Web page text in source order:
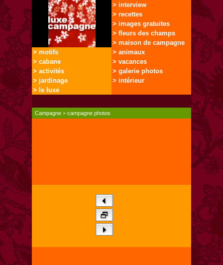
> interview
> recettes
> images gratuites
> fleurs des champs
> maison de campagne
> motifs
> cabane
> activités
> jardinage
> le luxe
> animaux
> vacances
> galerie photos
> intérieur
Campagne >campagne photos